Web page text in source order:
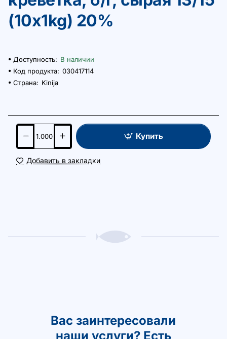
(10x1kg) 20%
Доступность: В наличии
Код продукта: 030417114
Страна: Kinija
Купить
Добавить в закладки
Вас заинтересовали
наши услуги? Есть